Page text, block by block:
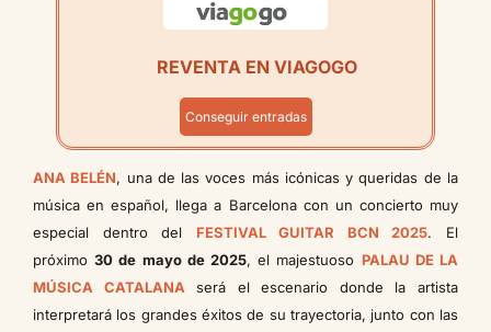
REVENTA EN VIAGOGO
Conseguir entradas
ANA BELÉN, una de las voces más icónicas y queridas de la
música en español, llega a Barcelona con un concierto muy
especial dentro del FESTIVAL GUITAR BCN 2025. El
próximo30 de mayo de 2025, el majestuoso PALAU DE LA
MÚSICA CATALANA será el escenario donde la artista
interpretará los grandes éxitos de su trayectoria, junto con las